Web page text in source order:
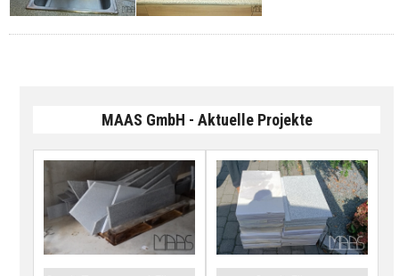
MAAS GmbH - Aktuelle Projekte